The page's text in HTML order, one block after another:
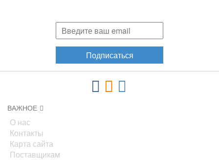
Подписаться
ВАЖНОЕ
О нас
Контакты
Карта сайта
Поставщикам